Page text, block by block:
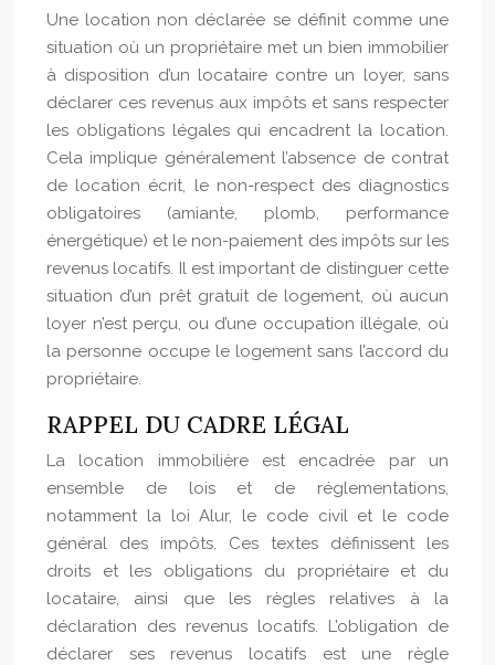
Une location non déclarée se définit comme une
situation où un propriétaire met un bien immobilier
à disposition d’un locataire contre un loyer, sans
déclarer ces revenus aux impôts et sans respecter
les obligations légales qui encadrent la location.
Cela implique généralement l’absence de contrat
de location écrit, le non-respect des diagnostics
obligatoires (amiante, plomb, performance
énergétique) et le non-paiement des impôts sur les
revenus locatifs. Il est important de distinguer cette
situation d’un prêt gratuit de logement, où aucun
loyer n’est perçu, ou d’une occupation illégale, où
la personne occupe le logement sans l’accord du
propriétaire.
RAPPEL DU CADRE LÉGAL
La location immobilière est encadrée par un
ensemble de lois et de réglementations,
notamment la loi Alur, le code civil et le code
général des impôts. Ces textes définissent les
droits et les obligations du propriétaire et du
locataire, ainsi que les règles relatives à la
déclaration des revenus locatifs. L’obligation de
déclarer ses revenus locatifs est une règle